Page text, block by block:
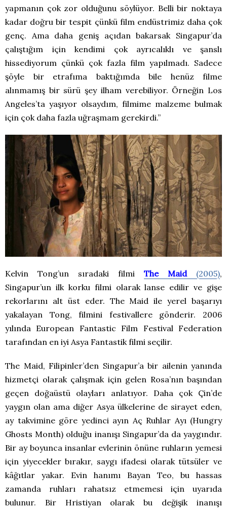
yapmanın çok zor olduğunu söylüyor. Belli bir noktaya
kadar doğru bir tespit çünkü film endüstrimiz daha çok
genç. Ama daha geniş açıdan bakarsak Singapur’da
çalıştığım için kendimi çok ayrıcalıklı ve şanslı
hissediyorum çünkü çok fazla film yapılmadı. Sadece
şöyle bir etrafıma baktığımda bile henüz filme
alınmamış bir sürü şey ilham verebiliyor. Örneğin Los
Angeles’ta yaşıyor olsaydım, filmime malzeme bulmak
için çok daha fazla uğraşmam gerekirdi.”
Kelvin Tong’un sıradaki filmi The Maid(2005),
Singapur’un ilk korku filmi olarak lanse edilir ve gişe
rekorlarını alt üst eder. The Maid ile yerel başarıyı
yakalayan Tong, filmini festivallere gönderir. 2006
yılında European Fantastic Film Festival Federation
tarafından en iyi Asya Fantastik filmi seçilir.
The Maid, Filipinler’den Singapur’a bir ailenin yanında
hizmetçi olarak çalışmak için gelen Rosa’nın başından
geçen doğaüstü olayları anlatıyor. Daha çok Çin’de
yaygın olan ama diğer Asya ülkelerine de sirayet eden,
ay takvimine göre yedinci ayın Aç Ruhlar Ayı (Hungry
Ghosts Month) olduğu inanışı Singapur’da da yaygındır.
Bir ay boyunca insanlar evlerinin önüne ruhların yemesi
için yiyecekler bırakır, saygı ifadesi olarak tütsüler ve
kâğıtlar yakar. Evin hanımı Bayan Teo, bu hassas
zamanda ruhları rahatsız etmemesi için uyarıda
bulunur. Bir Hristiyan olarak bu değişik inanışı